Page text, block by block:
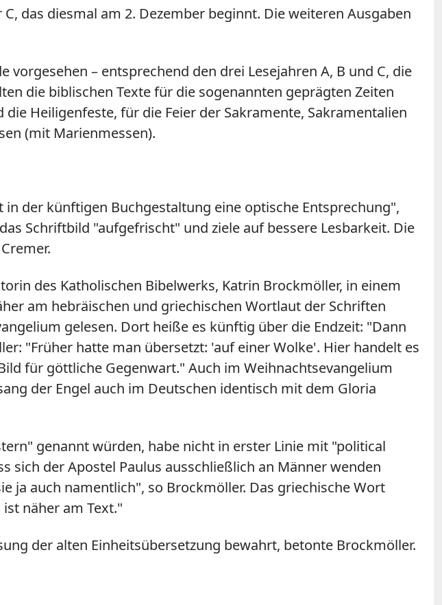
das diesmal am 2. Dezember beginnt. Die weiteren Ausgaben
vorgesehen – entsprechend den drei Lesejahren A, B und C, die
die biblischen Texte für die sogenannten geprägten Zeiten
Heiligenfeste, für die Feier der Sakramente, Sakramentalien
(mit Marienmessen).
der künftigen Buchgestaltung eine optische Entsprechung",
Schriftbild "aufgefrischt" und ziele auf bessere Lesbarkeit. Die
des Katholischen Bibelwerks, Katrin Brockmöller, in einem
am hebräischen und griechischen Wortlaut der Schriften
gelesen. Dort heiße es künftig über die Endzeit: "Dann
"Früher hatte man übersetzt: 'auf einer Wolke'. Hier handelt es
für göttliche Gegenwart." Auch im Weihnachtsevangelium
der Engel auch im Deutschen identisch mit dem Gloria
genannt würden, habe nicht in erster Linie mit "political
sich der Apostel Paulus ausschließlich an Männer wenden
ja auch namentlich", so Brockmöller. Das griechische Wort
näher am Text."
der alten Einheitsübersetzung bewahrt, betonte Brockmöller.